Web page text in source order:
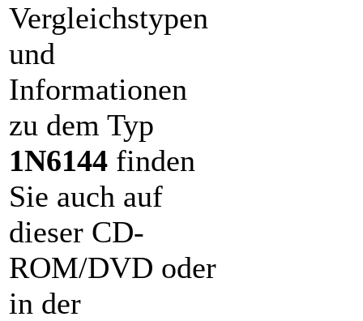
Vergleichstypen
und
Informationen
zu dem Typ
1N6144 finden
Sie auch auf
dieser CD-
ROM/DVD oder
in der